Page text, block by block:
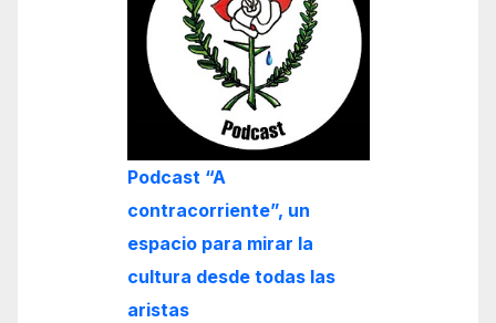
Podcast “A
contracorriente”, un
espacio para mirar la
cultura desde todas las
aristas